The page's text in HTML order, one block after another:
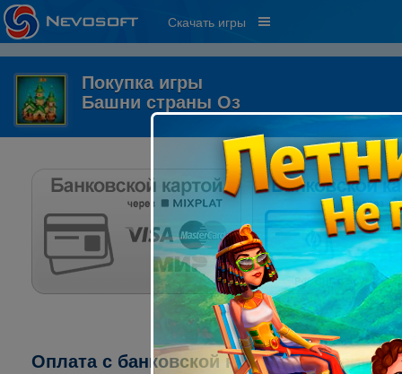
Скачать игры
Покупка игры
Башни страны Оз
Оплата с банковской карты через